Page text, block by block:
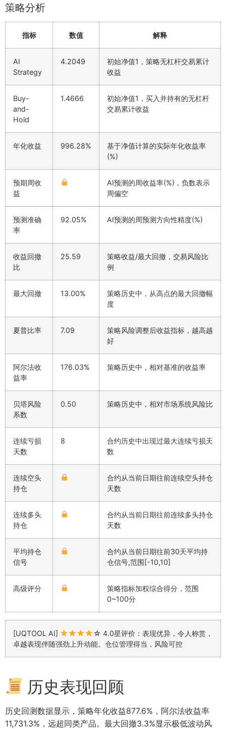
策略分析
指标 数值 解释
AI
Strategy
4.2049
初始净值1，策略无杠杆交易累计
收益
Buy-
and-
Hold
1.4666
初始净值1，买入并持有的无杠杆
交易累计收益
年化收益 996.28%
基于净值计算的实际年化收益率
(%)
预期周收
益
AI预测的周收益率(%)，负数表示
周偏空
预测准确
率
92.05% AI预测的周预测方向性精度(%)
收益回撤
比
25.59
策略收益/最大回撤，交易风险比
例
最大回撤 13.00%
策略历史中，从高点的最大回撤幅
度
夏普比率 7.09
策略风险调整后收益指标，越高越
好
阿尔法收
益率
176.03% 策略历史中，相对基准的收益率
贝塔风险
系数
0.50 策略历史中，相对市场系统风险比
连续亏损
天数
8
合约历史中出现过最大连续亏损天
数
连续空头
持仓
合约从当前日期往前连续空头持仓
天数
连续多头
持仓
合约从当前日期往前连续多头持仓
天数
平均持仓
信号
合约从当前日期往前30天平均持
仓信号,范围[-10,10]
高级评分
策略指标加权综合得分，范围
0~100分
[UQTOOL AI]
☆ 4.0星评价：表现优异，令人称赏，
卓越表现伴随强劲上升动能。仓位管理得当，风险可控
历史表现回顾
历史回测数据显示，策略年化收益877.6%，阿尔法收益率
11,731.3%，远超同类产品。最大回撤3.3%显示极低波动风